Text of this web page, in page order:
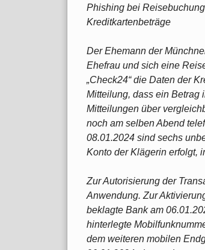
Phishing bei
Kreditkartenbeträge
Der Ehemann der
Ehefrau und sich eine
„Check24“ die Daten der
Mitteilung, dass ein Betrag
Mitteilungen über
noch am selben Abend
08.01.2024 sind sechs
Konto der Klägerin erfolgt,
Zur Autorisierung der
Anwendung. Zur
beklagte Bank am
hinterlegte
dem weiteren mobilen